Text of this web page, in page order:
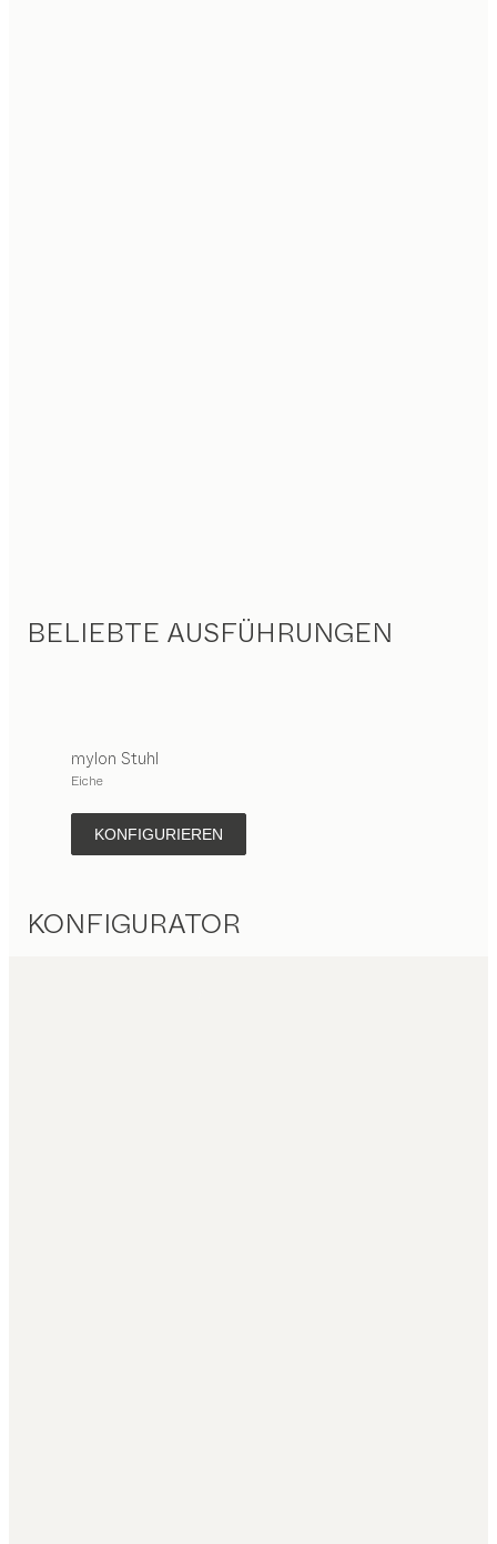
BELIEBTE AUSFÜHRUNGEN
mylon Stuhl
Eiche
KONFIGURIEREN
KONFIGURATOR